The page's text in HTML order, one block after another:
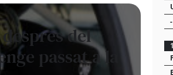
del
passat a la